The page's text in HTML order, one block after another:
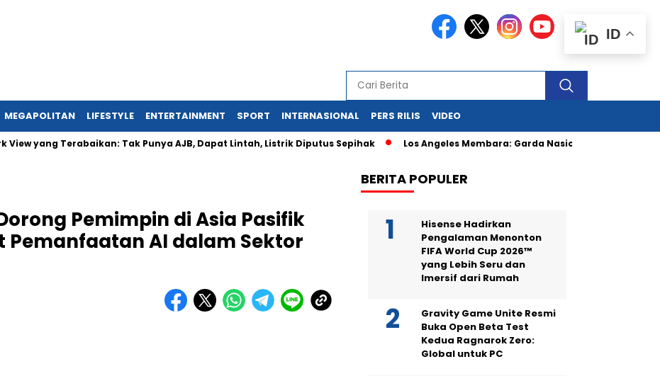
MEGAPOLITAN LIFESTYLE ENTERTAINMENT SPORT INTERNASIONAL PERS RILIS VIDEO
Terabaikan: Tak Punya AJB, Dapat Lintah, Listrik Diputus Sepihak Los Angeles Membara: Garda Nasional Kepung Demonstran
Pemimpin di Asia Pasifik
AI dalam Sektor
BERITA POPULER
Hisense Hadirkan
Pengalaman Menonton
FIFA World Cup 2026™
yang Lebih Seru dan
Imersif dari Rumah
Gravity Game Unite Resmi
Buka Open Beta Test
Kedua Ragnarok Zero:
Global untuk PC
ID